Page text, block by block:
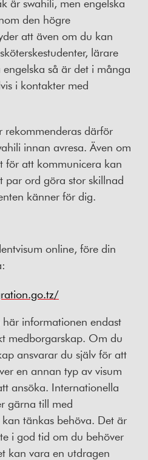
den högre
att även om du kan
lärare
så är det i många
i kontakter med
rekommenderas därför
innan avresa. Även om
för att kommunicera kan
par ord göra stor skillnad
känner för dig.
online, före din
informationen endast
medborgarskap. Om du
ansvarar du själv för att
en annan typ av visum
ansöka. Internationella
gärna till med
tänkas behöva. Det är
i god tid om du behöver
kan vara en utdragen